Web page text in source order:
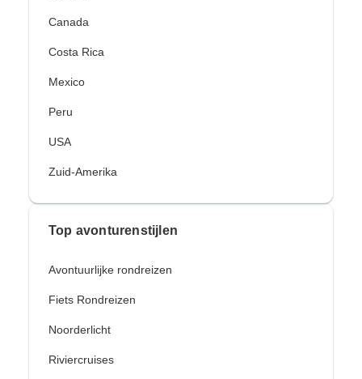
Canada
Costa Rica
Mexico
Peru
USA
Zuid-Amerika
Top avonturenstijlen
Avontuurlijke rondreizen
Fiets Rondreizen
Noorderlicht
Riviercruises